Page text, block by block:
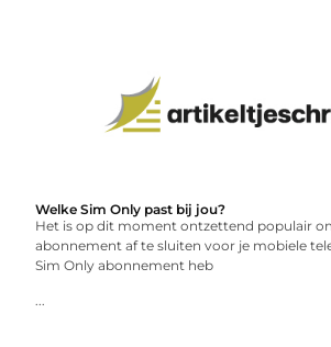
Welke Sim Only past bij jou?
Het is op dit moment ontzettend populair
abonnement af te sluiten voor je mobiele
Sim Only abonnement heb
...